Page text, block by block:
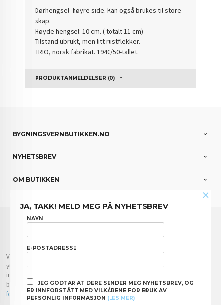
Dørhengsel- høyre side. Kan også brukes til store
skap.
Høyde hengsel: 10 cm. ( totalt 11 cm)
Tilstand ubrukt,men littrustflekker.
TRIO, norsk fabrikat. 1940/50-tallet.
PRODUKTANMELDELSER (0)
BYGNINGSVERNBUTIKKEN.NO
NYHETSBREV
OM BUTIKKEN
FRAKT
Vår nettbutikk bruker cookies slik at du får en bedre kjøpsopplevelse og vi kan
yte deg bedre service. Vi bruker cookies hovedsaklig til å lagre
innloggingsdetaljer og huske hva du har puttet i handlekurven din. Fortsett å
bruke siden som normalt om du godtar dette.Les merellerendre innstillinger
for cookies.
×
JA, TAKK! MELD MEG PÅ NYHETSBREV
NAVN
E-POSTADRESSE
JEG GODTAR AT DERE SENDER MEG NYHETSBREV, OG
ER INNFORSTÅTT MED VILKÅRENE FOR BRUK AV
PERSONLIG INFORMASJON (LES MER)